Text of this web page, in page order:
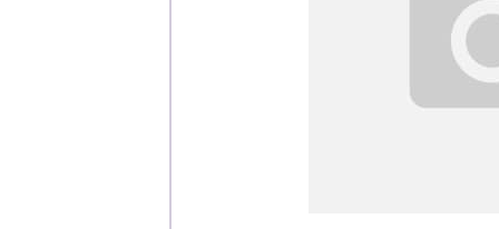
Застройщикам
Монтажным
Предприятиям и